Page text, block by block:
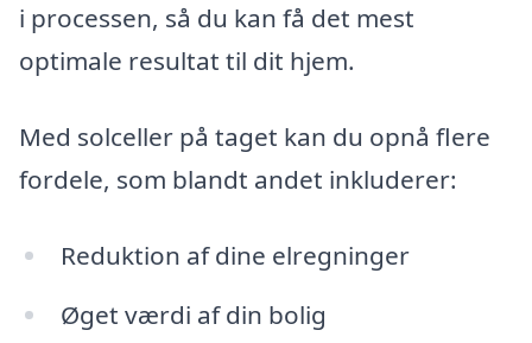
i processen, så du kan få det mest
optimale resultat til dit hjem.
Med solceller på taget kan du opnå flere
fordele, som blandt andet inkluderer:
Reduktion af dine elregninger
Øget værdi af din bolig